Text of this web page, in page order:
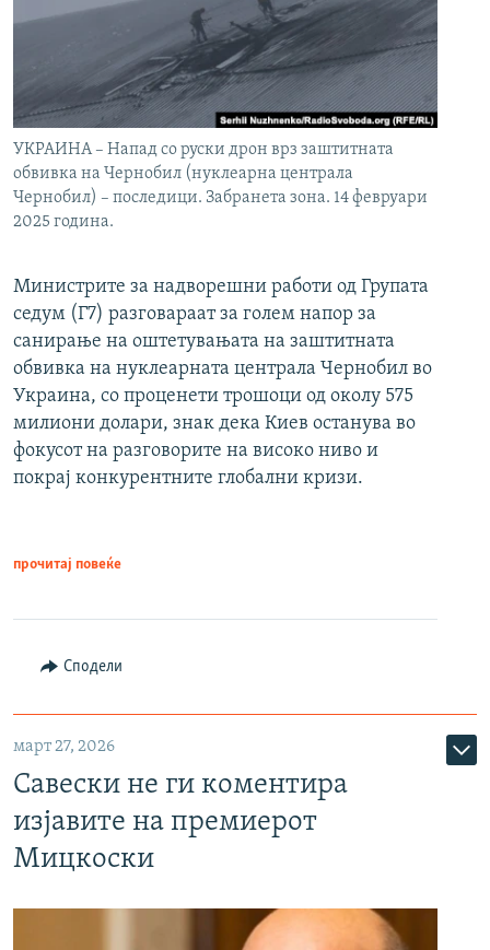
УКРАИНА – Напад со руски дрон врз заштитната
обвивка на Чернобил (нуклеарна централа
Чернобил) – последици. Забранета зона. 14 февруари
2025 година.
Министрите за надворешни работи од Групата
седум (Г7) разговараат за голем напор за
санирање на оштетувањата на заштитната
обвивка на нуклеарната централа Чернобил во
Украина, со проценети трошоци од околу 575
милиони долари, знак дека Киев останува во
фокусот на разговорите на високо ниво и
покрај конкурентните глобални кризи.
прочитај повеќе
Сподели
март 27, 2026
Савески не ги коментира
изјавите на премиерот
Мицкоски